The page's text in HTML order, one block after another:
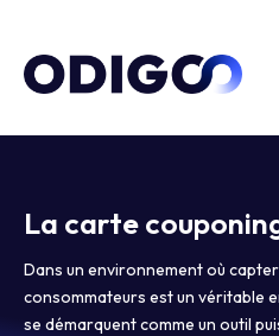
La carte
Dans un environnement où
consommateurs est un véritable
se démarquent comme un outil